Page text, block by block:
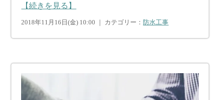
【続きを見る】
2018年11月16日(金) 10:00 ｜ カテゴリー： 防水工事